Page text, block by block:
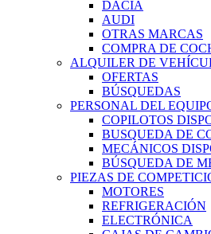
DACIA
AUDI
OTRAS MARCAS
COMPRA DE
ALQUILER DE
OFERTAS
BÚSQUEDAS
PERSONAL DEL
COPILOTOS
BUSQUEDA DE
MECÁNICOS
BÚSQUEDA DE
PIEZAS DE
MOTORES
REFRIGERACIÓN
ELECTRÓNICA